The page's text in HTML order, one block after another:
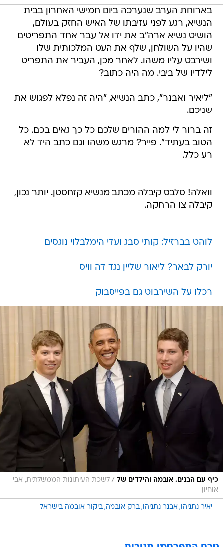
בארוחת הערב שנערכה ביום חמישי האחרון בבית
הנשיא, רגע לפני עזיבתו של האיש החזק בעולם,
הושיט נשיא ארה"ב את ידו אל עבר אחד התפריטים
שהיו על השולחן, שלף את העט המלכותית שלו
ושירבט עליו משהו. לאחר מכן, העביר את התפריט
לילדיו של ביבי. מה היה כתוב?
"ליאיר ואבנר", כתב הנשיא, "היה זה נפלא לפגוש את
שניכם.
זה ברור לי למה ההורים שלכם כל כך גאים בכם. כל
הטוב בעתיד". פייר? מרגש משהו וגם כתב היד לא
רע כלל.
וואלה! סלבס קיבלה מכתב מנשיא קזחסטן. יותר נכון,
קיבלה צו הרחקה.
לוהט בברזיל: קותי סבג ועדי הימלבלוי נוגסים
יורק לבאר? ליאור שליין נגד דה וויס
רכלו על השירבוט גם בפייסבוק
כיף עם הבנים. אובמה והילדים של / לשכת העיתונות הממשלתית, אבי
אוחיון
יאיר נתניהו אבנר נתניהו ברק אובמה ביקור אובמה בישראל